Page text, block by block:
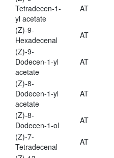
Tetradecen-1-
yl acetate
AT
(Z)-9-
Hexadecenal
AT
(Z)-9-
Dodecen-1-yl
acetate
AT
(Z)-8-
Dodecen-1-yl
acetate
AT
(Z)-8-
Dodecen-1-ol
AT
(Z)-7-
Tetradecenal
AT